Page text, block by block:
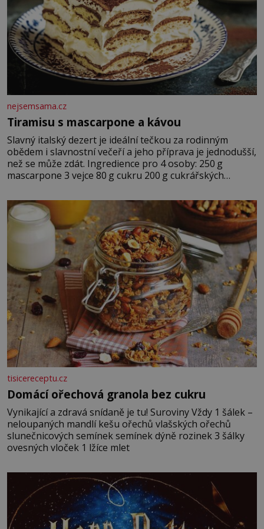
nejsemsama.cz
Tiramisu s mascarpone a kávou
Slavný italský dezert je ideální tečkou za rodinným
obědem i slavnostní večeří a jeho příprava je jednodušší,
než se může zdát. Ingredience pro 4 osoby: 250 g
mascarpone 3 vejce 80 g cukru 200 g cukrářských
posypání Postup: Oddělte žloutky od bílků. Žloutky
vyšlehejte s cukrem do světlé pěny a postupně do nich
vmíchejte mascarpone, aby vznikl hladký
tisicereceptu.cz
Domácí ořechová granola bez cukru
Vynikající a zdravá snídaně je tu! Suroviny Vždy 1 šálek –
neloupaných mandlí kešu ořechů vlašských ořechů
slunečnicových semínek semínek dýně rozinek 3 šálky
ovesných vloček 1 lžíce mlet